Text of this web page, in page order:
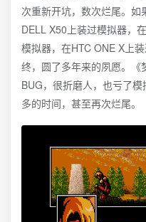
次重新开坑，数次烂尾。如
DELL X50上装过模拟器，
模拟器，在HTC ONE X上
终，圆了多年来的夙愿。《
BUG，很折磨人，也亏了
多的时间，甚至再次烂尾。